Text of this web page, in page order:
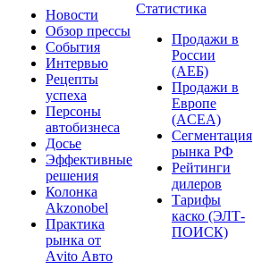
Новости
Обзор прессы
События
Интервью
Рецепты
успеха
Персоны
автобизнеса
Досье
Эффективные
решения
Колонка
Akzonobel
Практика
рынка от
Аvito Авто
Статистика
Продажи в
России
(АЕБ)
Продажи в
Европе
(ACEA)
Сегментация
рынка РФ
Рейтинги
дилеров
Тарифы
каско (ЭЛТ-
ПОИСК)